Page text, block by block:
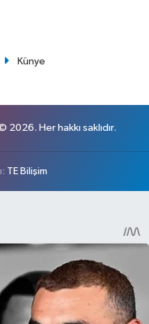
Künye
Her hakkı saklıdır.
TE Bilişim